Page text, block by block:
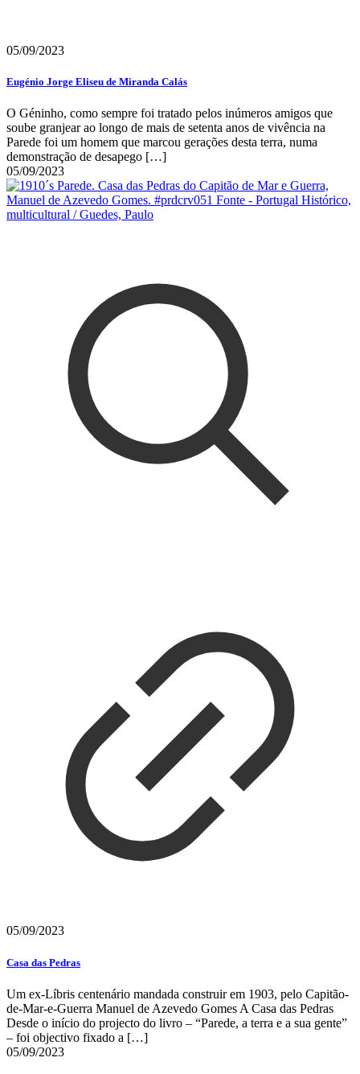
05/09/2023
Eugénio Jorge Eliseu de Miranda Calás
O Géninho, como sempre foi tratado pelos inúmeros amigos que
soube granjear ao longo de mais de setenta anos de vivência na
Parede foi um homem que marcou gerações desta terra, numa
demonstração de desapego […]
05/09/2023
05/09/2023
Casa das Pedras
Um ex-Líbris centenário mandada construir em 1903, pelo Capitão-
de-Mar-e-Guerra Manuel de Azevedo Gomes A Casa das Pedras
Desde o início do projecto do livro – “Parede, a terra e a sua gente”
– foi objectivo fixado a […]
05/09/2023